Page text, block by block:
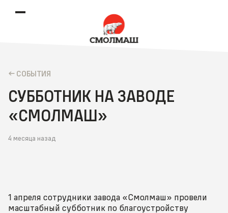
CОБЫТИЯ
СУББОТНИК НА ЗАВОДЕ
«СМОЛМАШ»
4 месяца назад
1 апреля сотрудники завода «Смолмаш» провели
масштабный субботник по благоустройству